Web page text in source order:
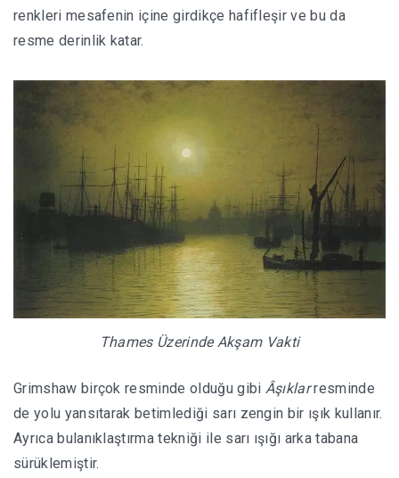
renkleri mesafenin içine girdikçe hafifleşir ve bu da
resme derinlik katar.
Thames Üzerinde Akşam Vakti
Grimshaw birçok resminde olduğu gibi Âşıklarresminde
de yolu yansıtarak betimlediği sarı zengin bir ışık kullanır.
Ayrıca bulanıklaştırma tekniği ile sarı ışığı arka tabana
sürüklemiştir.